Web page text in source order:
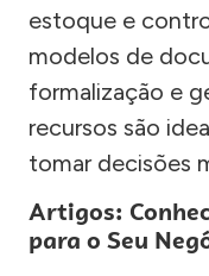
estoque e
modelos de
formalização e
recursos são
tomar decisões
Artigos:
para o Seu